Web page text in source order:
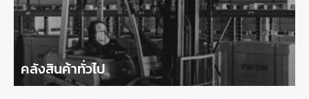
คลังสินค้าทั่วไป